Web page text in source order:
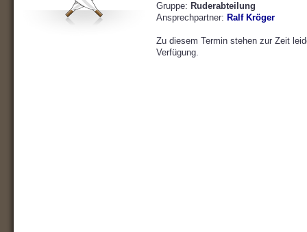
Gruppe: Ruderabteilung
Ansprechpartner: Ralf Kröger
Zu diesem Termin stehen zur Zeit
Verfügung.